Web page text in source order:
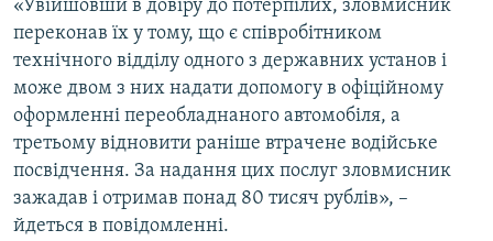
СПЕЦПРОЕКТИ
ДЕПОРТАЦІЯ
ВІДЕОУРОКИ «ELIFBE»
СВІДЧЕННЯ ОКУПАЦІЇ
УКРАЇНСЬКА ПРОБЛЕМА КРИМУ
ІНФОГРАФІКА
ЯК ОБІЙТИ БЛОКУВАННЯ
Русский
Qırımtatar
ДОЛУЧАЙСЯ!
«Увійшовши в довіру до потерпілих, зловмисник
переконав їх у тому, що є співробітником
технічного відділу одного з державних установ і
може двом з них надати допомогу в офіційному
оформленні переобладнаного автомобіля, а
третьому відновити раніше втрачене водійське
посвідчення. За надання цих послуг зловмисник
зажадав і отримав понад 80 тисяч рублів», –
йдеться в повідомленні.